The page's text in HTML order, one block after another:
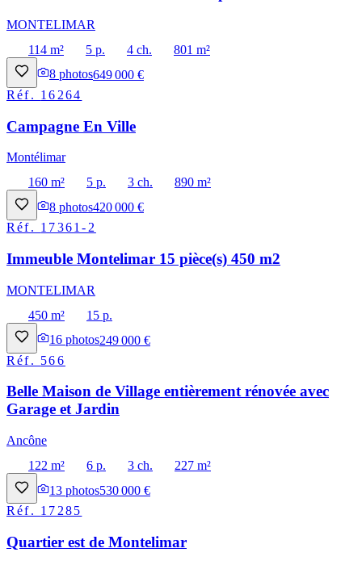
MONTELIMAR
114 m²
5 p. 4 ch.
801 m²
8 photos649 000 €
Réf. 16264
Campagne En Ville
Montélimar
160 m²
5 p. 3 ch.
890 m²
8 photos420 000 €
Réf. 17361-2
Immeuble Montelimar 15 pièce(s) 450 m2
MONTELIMAR
450 m²
15 p.
16 photos249 000 €
Réf. 566
Belle Maison de Village entièrement rénovée avec
Garage et Jardin
Ancône
122 m²
6 p. 3 ch.
227 m²
13 photos530 000 €
Réf. 17285
Quartier est de Montelimar